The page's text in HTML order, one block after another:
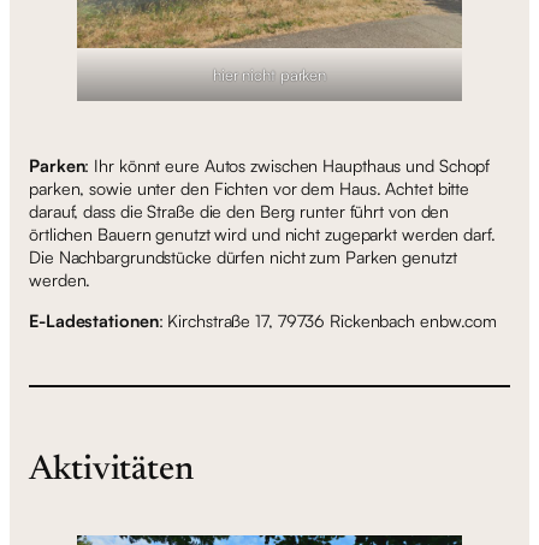
hier nicht parken
Parken: Ihr könnt eure Autos zwischen Haupthaus und Schopf
parken, sowie unter den Fichten vor dem Haus. Achtet bitte
darauf, dass die Straße die den Berg runter führt von den
örtlichen Bauern genutzt wird und nicht zugeparkt werden darf.
Die Nachbargrundstücke dürfen nicht zum Parken genutzt
werden.
E-Ladestationen: Kirchstraße 17, 79736 Rickenbach enbw.com
Aktivitäten